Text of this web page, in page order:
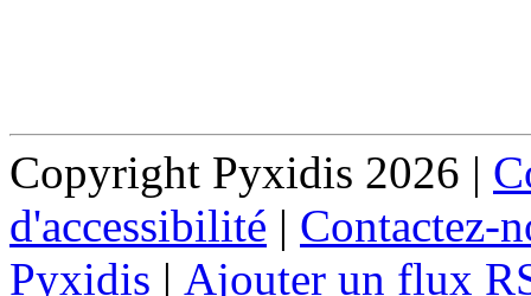
Copyright Pyxidis 2026 |
d'accessibilité | Contactez-
Pyxidis | Ajouter un flux